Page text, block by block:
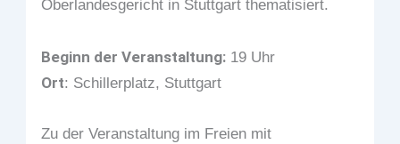
Oberlandesgericht in Stuttgart thematisiert.
Beginn der Veranstaltung: 19 Uhr
Ort: Schillerplatz, Stuttgart
Zu der Veranstaltung im Freien mit